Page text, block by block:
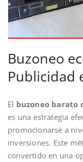
Buzoneo
Publicidad
El buzoneo barato
es una estrategia
promocionarse a
inversiones. Este
convertido en una